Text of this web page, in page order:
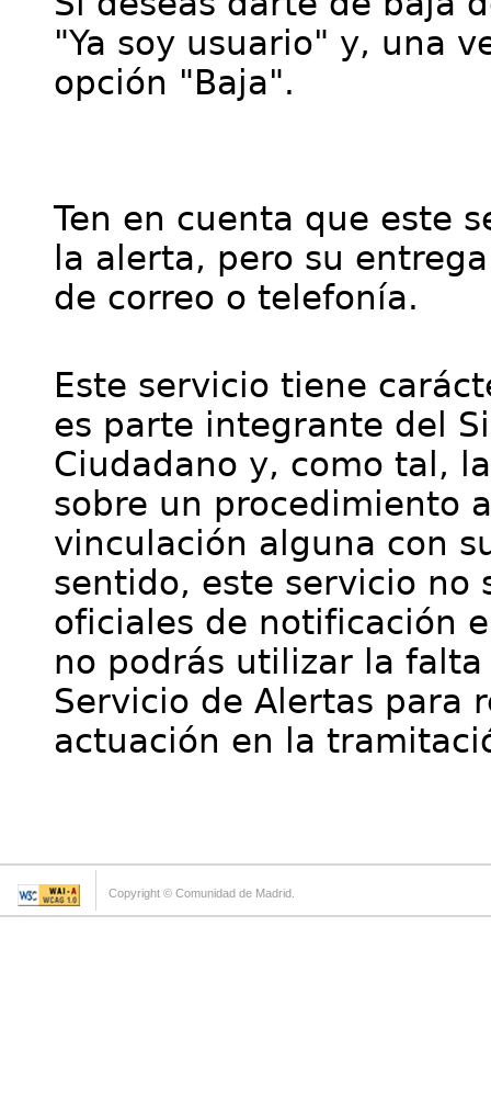
"Ya soy usuario" y, una
opción "Baja".
Ten en cuenta que este
la alerta, pero su
de correo o telefonía.
Este servicio tiene
es parte integrante del
Ciudadano y, como tal,
sobre un procedimiento
vinculación alguna con
sentido, este servicio no
oficiales de notificación
no podrás utilizar la
Servicio de Alertas para
actuación en la
Copyright © Comunidad de Madrid.